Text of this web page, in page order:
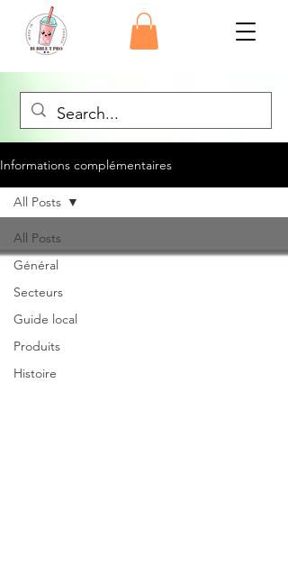
Informations complémentaires
All Posts
Général
Secteurs
Guide local
Produits
Histoire
All Posts